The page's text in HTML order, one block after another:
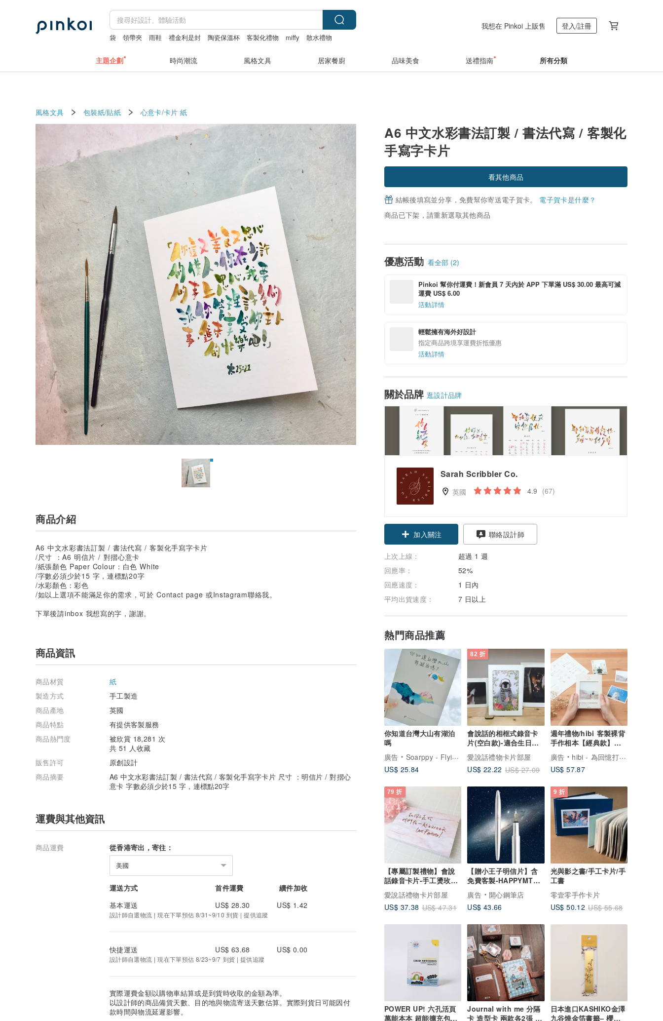
袋 領帶夾 雨鞋 禮金利是封 陶瓷保溫杯 客製化禮物 miffy 散水禮物
我想在 Pinkoi 上販售 登入/註冊
主題企劃 時尚潮流 風格文具 居家餐廚 品味美食 送禮指南 所有分類
風格文具 包裝紙/貼紙 心意卡/卡片 紙
A6 中文水彩書法訂製 / 書法代寫 / 客製化
手寫字卡片
看其他商品
結帳後填寫並分享，免費幫你寄送電子賀卡。 電子賀卡是什麼？
商品已下架，請重新選取其他商品
優惠活動 看全部 (2)
Pinkoi 幫你付運費！新會員 7 天內於 APP 下單滿 US$ 30.00 最高可減
運費 US$ 6.00
活動詳情
輕鬆擁有海外好設計
指定商品跨境享運費折抵優惠
活動詳情
關於品牌 逛設計品牌
Sarah Scribbler Co.
英國 4.9 (67)
加入關注 聯絡設計師
上次上線：
超過 1 週
回應率：
52%
回應速度：
1 日內
平均出貨速度：
7 日以上
熱門商品推薦
你知道台灣大山有湖泊
嗎
廣告
Soarppy - Flying high, Sooo happy!
US$ 25.84
82 折
會說話的相框式錄音卡
片(空白款)-適合生日、
情人節、聖誕節禮物
愛說話禮物卡片部屋
US$ 22.22 US$ 27.09
週年禮物/hibi 客製裸背
手作相本【經典款】紀
念禮物 生日禮物
廣告
hibi - 為回憶打造專屬的家
US$ 57.87
79 折
【專屬訂製禮物】會說
話錄音卡片-手工燙玫瑰
金 男女友 七夕 紀念
愛說話禮物卡片部屋
US$ 37.38 US$ 47.31
【贈小王子明信片】含
免費客製-HAPPYMT開
心鋼筆-3色可選
廣告
開心鋼筆店
US$ 43.66
9 折
光與影之書/手工卡片/手
工書
零壹零手作卡片
US$ 50.12 US$ 55.68
POWER UP! 六孔活頁
萬能本本 超能擴充包
Journal with me 分隔
卡 造型卡 兩款各2張 一
日本進口KASHIKO金澤
九谷燒金箔書籤– 櫻花 /
商品介紹
A6 中文水彩書法訂製 / 書法代寫 / 客製化手寫字卡片
/尺寸 ：A6 明信片 / 對摺心意卡
/紙張顏色 Paper Colour：白色 White
/字數必須少於15 字，連標點20字
/水彩顏色：彩色
/如以上選項不能滿足你的需求，可於 Contact page 或Instagram聯絡我。
下單後請inbox 我想寫的字，謝謝。
商品資訊
商品材質
紙
製造方式
手工製造
商品產地
英國
商品特點
有提供客製服務
商品熱門度
被欣賞 18,281 次
共 51 人收藏
販售許可
原創設計
商品摘要
A6 中文水彩書法訂製 / 書法代寫 / 客製化手寫字卡片 尺寸 ：明信片 / 對摺心
意卡 字數必須少於15 字，連標點20字
運費與其他資訊
商品運費 從香港寄出，寄往：
美國
運送方式 首件運費
續件加收
基本運送
US$ 28.30 US$ 1.42
設計師自選物流 | 現在下單預估 8/31~9/10 到貨 | 提供追蹤
快捷運送 US$ 63.68 US$ 0.00
設計師自選物流 | 現在下單預估 8/23~9/7 到貨 | 提供追蹤
實際運費金額以購物車結算或是到貨時收取的金額為準。
以設計師的商品備貨天數、目的地與物流寄送天數估算。實際到貨日可能因付
款時間與物流延遲影響。